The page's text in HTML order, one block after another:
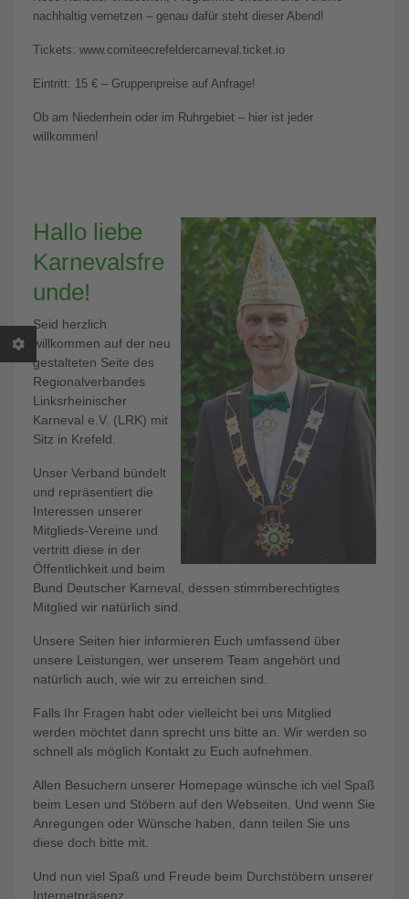
nachhaltig vernetzen – genau dafür steht dieser Abend!
Tickets: www.comiteecrefeldercarneval.ticket.io
Eintritt: 15 € – Gruppenpreise auf Anfrage!
Ob am Niederrhein oder im Ruhrgebiet – hier ist jeder
willkommen!
Hallo liebe
Karnevalsfre
unde!
Seid herzlich
willkommen auf der neu
gestalteten Seite des
Regionalverbandes
Linksrheinischer
Karneval e.V. (LRK) mit
Sitz in Krefeld.
Unser Verband bündelt
und repräsentiert die
Interessen unserer
Mitglieds-Vereine und
vertritt diese in der
Öffentlichkeit und beim
Bund Deutscher Karneval, dessen stimmberechtigtes
Mitglied wir natürlich sind.
Unsere Seiten hier informieren Euch umfassend über
unsere Leistungen, wer unserem Team angehört und
natürlich auch, wie wir zu erreichen sind.
Falls Ihr Fragen habt oder vielleicht bei uns Mitglied
werden möchtet dann sprecht uns bitte an. Wir werden so
schnell als möglich Kontakt zu Euch aufnehmen.
Allen Besuchern unserer Homepage wünsche ich viel Spaß
beim Lesen und Stöbern auf den Webseiten. Und wenn Sie
Anregungen oder Wünsche haben, dann teilen Sie uns
diese doch bitte mit.
Und nun viel Spaß und Freude beim Durchstöbern unserer
Internetpräsenz.